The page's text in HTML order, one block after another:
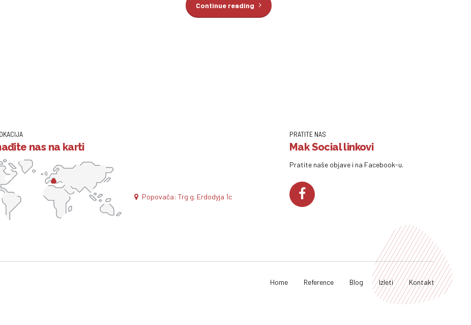
Continue reading
nas na karti
Popovača: Trg g. Erdodyja 1c
PRATITE NAS
Mak Social linkovi
Pratite naše objave i na Facebook-u.
Home Reference Blog Izleti Kontakt